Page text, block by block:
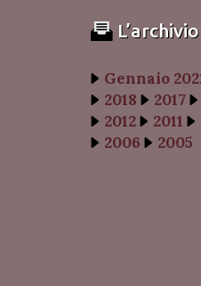
Gennaio
2018
2017
2012
2011
2006
2005